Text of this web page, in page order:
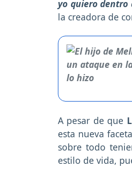
yo quiero dentro
la creadora de
A pesar de que
esta nueva
sobre todo
estilo de vida,